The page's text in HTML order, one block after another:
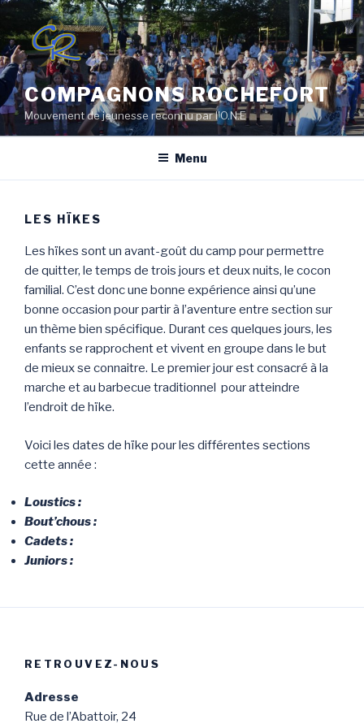
Aller
au
contenu
principal
COMPAGNONS ROCHEFORT
Mouvement de jeunesse reconnu par l'O.N.E
Menu
LES HÏKES
Les hïkes sont un avant-goût du camp pour permettre
de quitter, le temps de trois jours et deux nuits, le cocon
familial. C’est donc une bonne expérience ainsi qu’une
bonne occasion pour partir à l’aventure entre section sur
un thème bien spécifique. Durant ces quelques jours, les
enfants se rapprochent et vivent en groupe dans le but
de mieux se connaitre. Le premier jour est consacré à la
marche et au barbecue traditionnel pour atteindre
l’endroit de hïke.
Voici les dates de hïke pour les différentes sections
cette année :
Loustics :
Bout’chous :
Cadets :
Juniors :
RETROUVEZ-NOUS
Adresse
Rue de l’Abattoir, 24